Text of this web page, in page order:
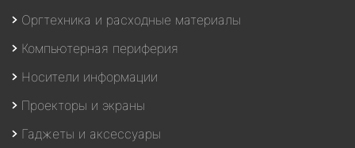
Оргтехника и расходные материалы
Компьютерная периферия
Носители информации
Проекторы и экраны
Гаджеты и аксессуары